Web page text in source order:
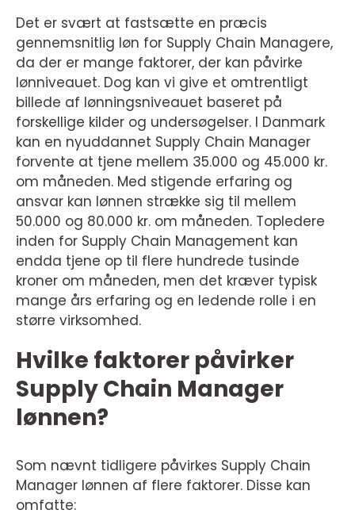
Det er svært at fastsætte en præcis
gennemsnitlig løn for Supply Chain Managere,
da der er mange faktorer, der kan påvirke
lønniveauet. Dog kan vi give et omtrentligt
billede af lønningsniveauet baseret på
forskellige kilder og undersøgelser. I Danmark
kan en nyuddannet Supply Chain Manager
forvente at tjene mellem 35.000 og 45.000 kr.
om måneden. Med stigende erfaring og
ansvar kan lønnen strække sig til mellem
50.000 og 80.000 kr. om måneden. Topledere
inden for Supply Chain Management kan
endda tjene op til flere hundrede tusinde
kroner om måneden, men det kræver typisk
mange års erfaring og en ledende rolle i en
større virksomhed.
Hvilke faktorer påvirker
Supply Chain Manager
lønnen?
Som nævnt tidligere påvirkes Supply Chain
Manager lønnen af flere faktorer. Disse kan
omfatte: